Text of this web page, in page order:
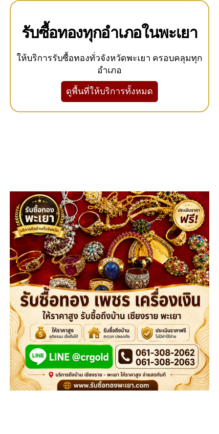
รับซื้อทองทุกอำเภอในพะเยา
ให้บริการรับซื้อทองทั่วจังหวัดพะเยา ครอบคลุมทุก
อำเภอ
ดูพื้นที่ให้บริการทั้งหมด